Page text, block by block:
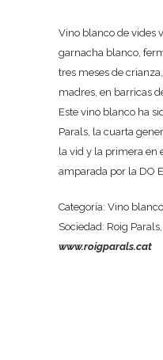
Vino blanco de vides
garnacha blanco,
tres meses de
madres, en barricas
Este vino blanco ha
Parals, la cuarta
la vid y la primera en
amparada por la DO
Categoría: Vino
Sociedad: Roig Parals,
www.roigparals.cat